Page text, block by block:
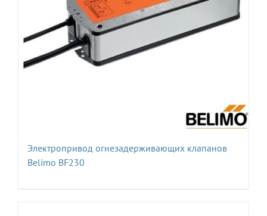
Электропривод огнезадерживающих клапанов
Belimo BF230